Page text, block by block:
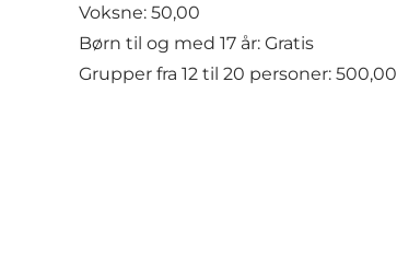
Voksne: 50,00
Børn til og med 17 år: Gratis
Grupper fra 12 til 20 personer: 500,00